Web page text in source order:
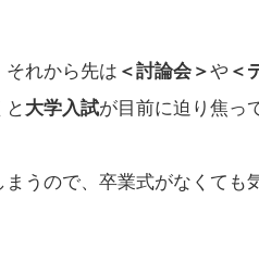
高校二
それから先は ＜討論会＞や ＜
と 大学入試が目前に迫り焦っ
い頃
うので、卒業式がなくても